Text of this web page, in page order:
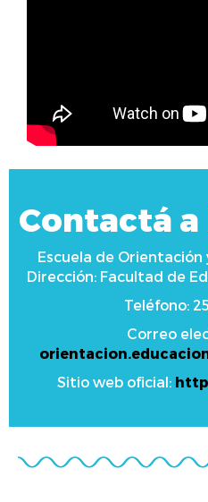
Contactá a
Escuela de Orientación
Dirección: Facultad de
Teléfono:
Correo
Sitio web oficial: